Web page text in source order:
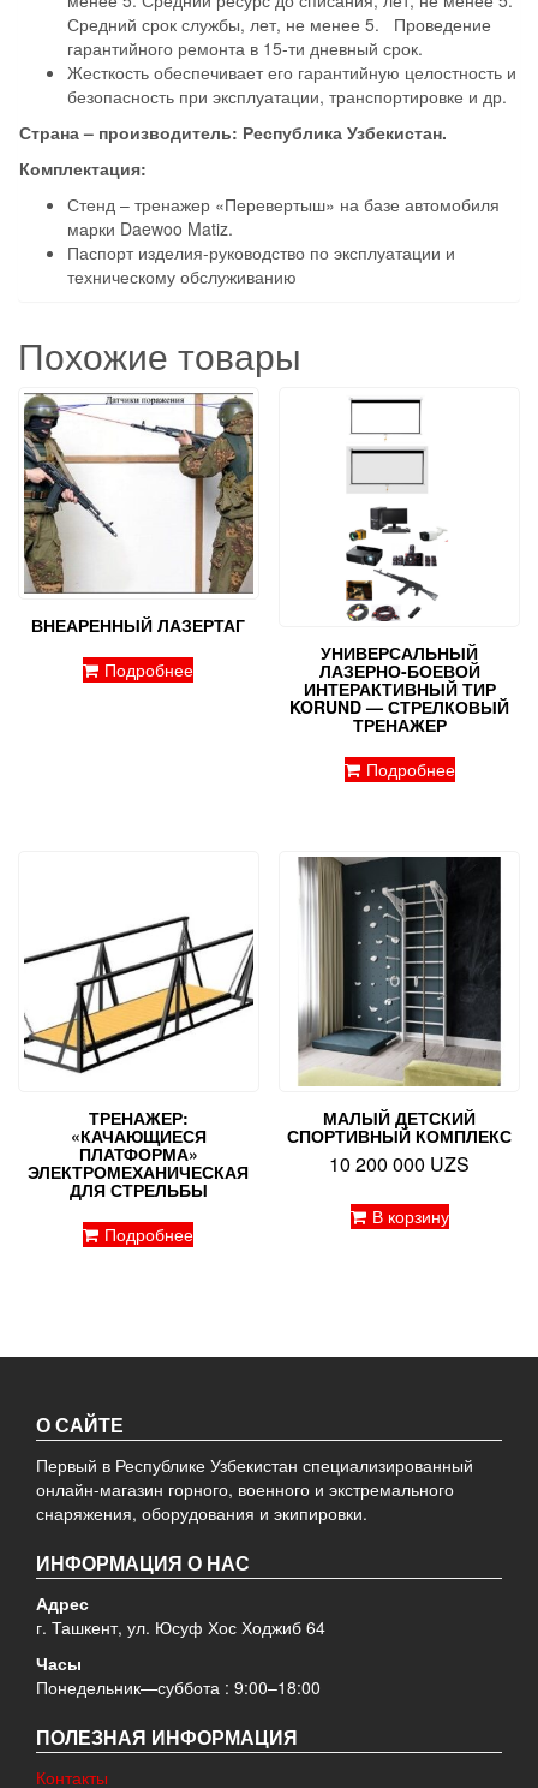
Средний срок службы, лет, не менее 5. Проведение
гарантийного ремонта в 15-ти дневный срок.
Жесткость обеспечивает его гарантийную целостность и
безопасность при эксплуатации, транспортировке и др.
Страна – производитель: Республика Узбекистан.
Комплектация:
Стенд – тренажер «Перевертыш» на базе автомобиля
марки Daewoo Matiz.
Паспорт изделия-руководство по эксплуатации и
техническому обслуживанию
Похожие товары
ВНЕАРЕННЫЙ ЛАЗЕРТАГ
Подробнее
УНИВЕРСАЛЬНЫЙ
ЛАЗЕРНО-БОЕВОЙ
ИНТЕРАКТИВНЫЙ ТИР
KORUND — СТРЕЛКОВЫЙ
ТРЕНАЖЕР
Подробнее
ТРЕНАЖЕР:
«КАЧАЮЩИЕСЯ
ПЛАТФОРМА»
ЭЛЕКТРОМЕХАНИЧЕСКАЯ
ДЛЯ СТРЕЛЬБЫ
Подробнее
МАЛЫЙ ДЕТСКИЙ
СПОРТИВНЫЙ КОМПЛЕКС
10 200 000 UZS
В корзину
О САЙТЕ
Первый в Республике Узбекистан специализированный
онлайн-магазин горного, военного и экстремального
снаряжения, оборудования и экипировки.
ИНФОРМАЦИЯ О НАС
Адрес
г. Ташкент, ул. Юсуф Хос Ходжиб 64
Часы
Понедельник—суббота : 9:00–18:00
ПОЛЕЗНАЯ ИНФОРМАЦИЯ
Контакты